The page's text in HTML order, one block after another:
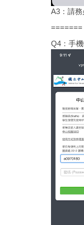
A3：請
=======
Q4：手